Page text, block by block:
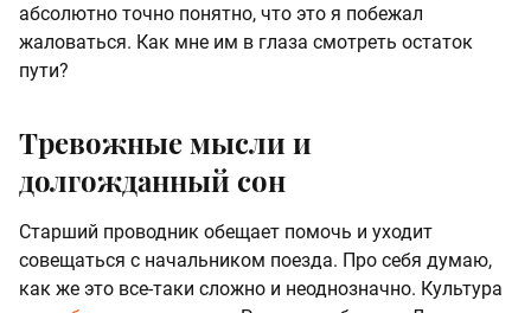
абсолютно точно понятно, что это я побежал
жаловаться. Как мне им в глаза смотреть остаток
пути?
Тревожные мысли и
долгожданный сон
Старший проводник обещает помочь и уходит
совещаться с начальником поезда. Про себя думаю,
как же это все-таки сложно и неоднозначно. Культура